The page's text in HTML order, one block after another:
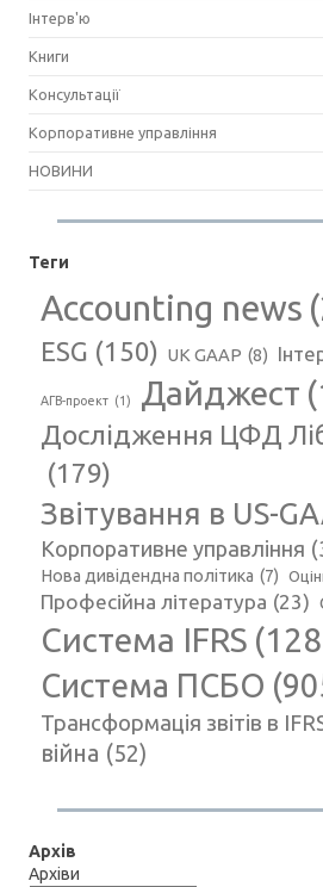
Інтерв'ю
Книги
Консультації
Корпоративне управління
НОВИНИ
Теги
Accounting news
ESG (150) UK GAAP (8)
АГВ-проект (1) Дайджест
Дослідження ЦФД
(179)
Звітування в US-
Корпоративне управління
Нова дивідендна політика (7)
Професійна література (23)
Система IFRS
Система ПСБО
Трансформація звітів в
війна (52)
Архів
Архіви